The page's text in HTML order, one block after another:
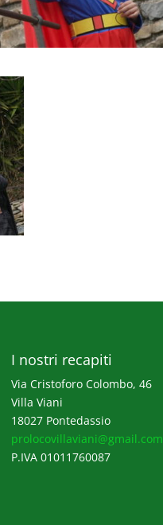
I nostri recapiti
Via Cristoforo Colombo, 46
Villa Viani
18027 Pontedassio
prolocovillaviani@gmail.com
P.IVA 01011760087